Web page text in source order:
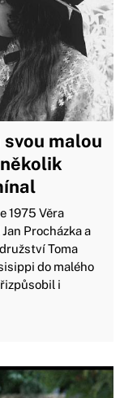
svou malou
1975 Věra
Procházka a
Toma
do malého
i